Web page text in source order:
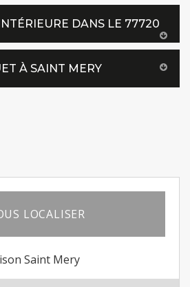
DANS LE 77720
À SAINT MERY
LOCALISER
Saint Mery